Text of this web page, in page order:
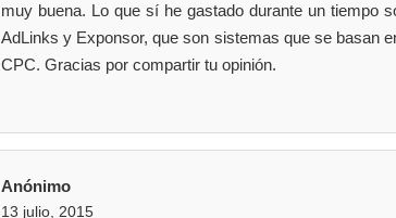
muy buena. Lo que sí he gastado durante un tiempo
AdLinks y Exponsor, que son sistemas que se basan
CPC. Gracias por compartir tu opinión.
Anónimo
13 julio, 2015